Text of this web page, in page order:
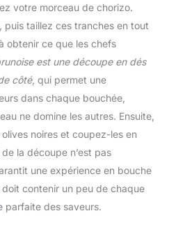
votre morceau de chorizo.
puis taillez ces tranches en tout
obtenir ce que les chefs
est une découpe en dés
côté, qui permet une
dans chaque bouchée,
ne domine les autres. Ensuite,
noires et coupez-les en
la découpe n’est pas
une expérience en bouche
contenir un peu de chaque
parfaite des saveurs.